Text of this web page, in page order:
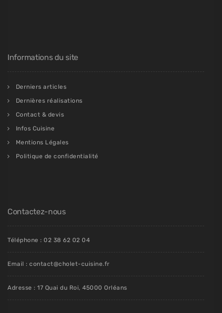
Informations du site
Derniers articles
Dernières réalisations
Contact & devis
Infos Cuisine
Mentions Légales
Politique de confidentialité
Contactez-nous
Téléphone : 02 38 62 02 04
Email : contact@cholet-cuisine.fr
Adresse : 17 Quai du Roi, 45000 Orléans